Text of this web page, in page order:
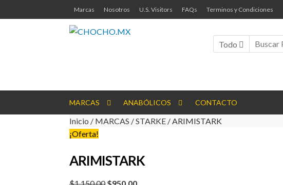
a
la
al
contenido
Marcas Nosotros U.S. Visitors FAQs Terminos y Condiciones
Todo
MARCAS ANABÓLICOS CONTACTO
Inicio / MARCAS /STARKE/ ARIMISTARK
¡Oferta!
ARIMISTARK
OriginalCurrent